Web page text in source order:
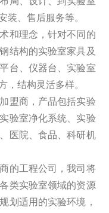
装、售后服务等。
理念，针对不同的
结构的实验室家具及
台、仪器台、实验室
，结构灵活多样。
商，产品包括实验
验室净化系统、实验
医院、食品、科研机
工程公司，我司将
类实验室领域的资源
划适用的实验环境，